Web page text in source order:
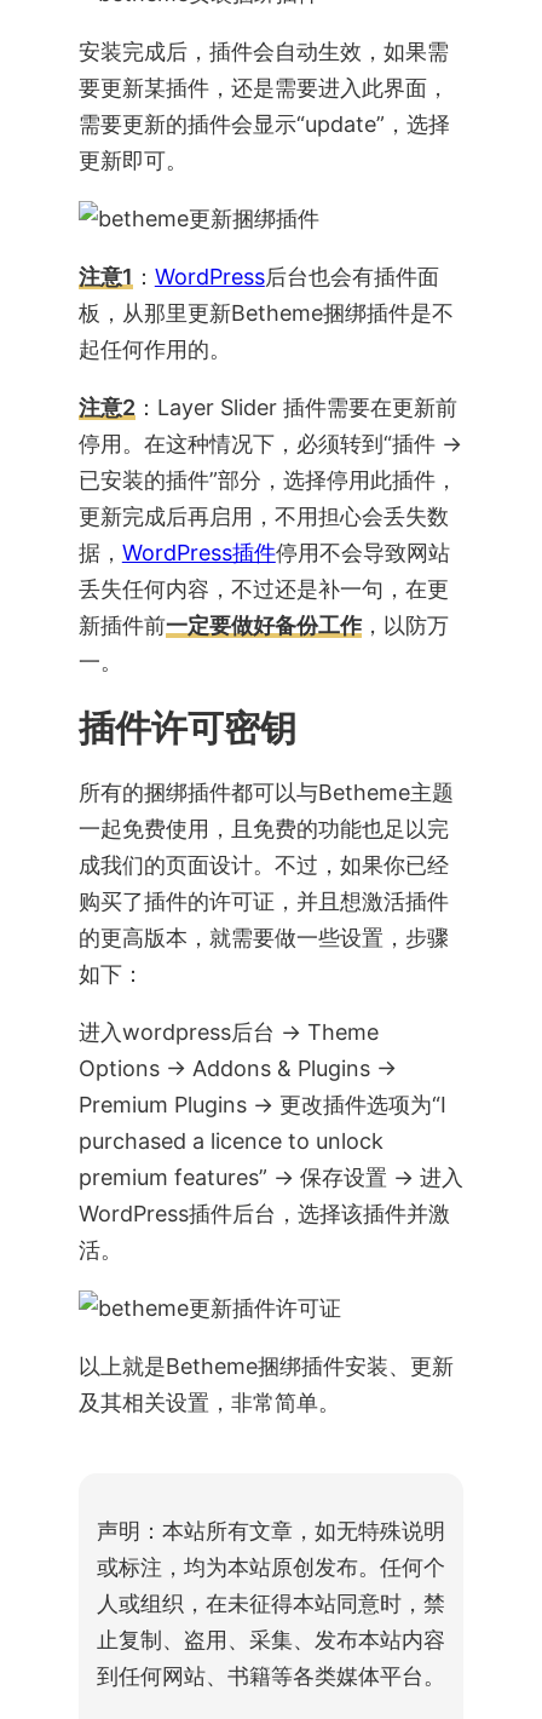
安装完成后，插件会自动生效，如果需
要更新某插件，还是需要进入此界面，
需要更新的插件会显示“update”，选择
更新即可。
注意1 ： WordPress后台也会有插件面
板，从那里更新Betheme捆绑插件是不
起任何作用的。
注意2：Layer Slider 插件需要在更新前
停用。在这种情况下，必须转到“插件 ->
已安装的插件”部分，选择停用此插件，
更新完成后再启用，不用担心会丢失数
据， WordPress插件停用不会导致网站
丢失任何内容，不过还是补一句，在更
新插件前一定要做好备份工作，以防万
一。
插件许可密钥
所有的捆绑插件都可以与Betheme主题
一起免费使用，且免费的功能也足以完
成我们的页面设计。不过，如果你已经
购买了插件的许可证，并且想激活插件
的更高版本，就需要做一些设置，步骤
如下：
进入wordpress后台 -> Theme
Options -> Addons & Plugins ->
Premium Plugins -> 更改插件选项为“I
purchased a licence to unlock
premium features” -> 保存设置 -> 进入
WordPress插件后台，选择该插件并激
活。
以上就是Betheme捆绑插件安装、更新
及其相关设置，非常简单。
声明：本站所有文章，如无特殊说明
或标注，均为本站原创发布。任何个
人或组织，在未征得本站同意时，禁
止复制、盗用、采集、发布本站内容
到任何网站、书籍等各类媒体平台。